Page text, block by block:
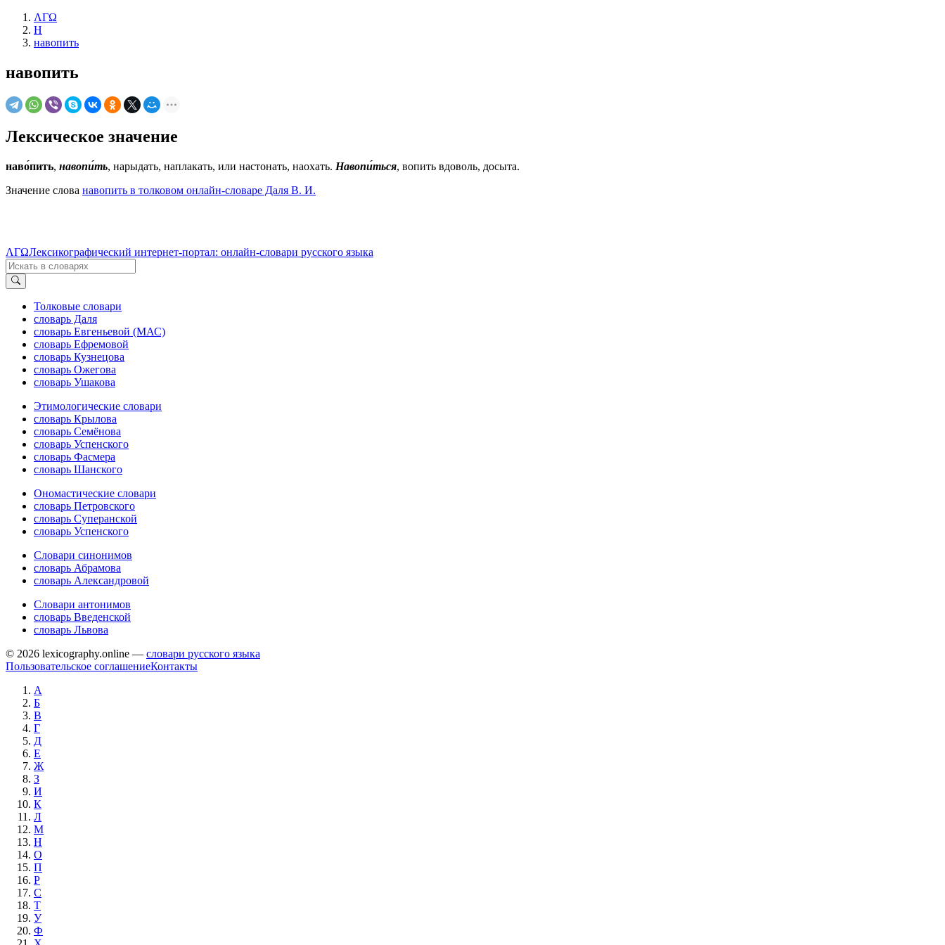
ΛΓΩ
Н
навопить
навопить
Лексическое значение
наво́пить, навопи́ть, нарыдать, наплакать, или настонать, наохать. Навопи́ться, вопить вдоволь, досыта.
Значение слова навопить в толковом онлайн-словаре Даля В. И.
ΛΓΩЛексикографический интернет-портал: онлайн-словари русского языка
Толковые словари
словарь Даля
словарь Евгеньевой (МАС)
словарь Ефремовой
словарь Кузнецова
словарь Ожегова
словарь Ушакова
Этимологические словари
словарь Крылова
словарь Семёнова
словарь Успенского
словарь Фасмера
словарь Шанского
Ономастические словари
словарь Петровского
словарь Суперанской
словарь Успенского
Словари синонимов
словарь Абрамова
словарь Александровой
Словари антонимов
словарь Введенской
словарь Львова
© 2026 lexicography.online — словари русского языка
Пользовательское соглашениеКонтакты
А
Б
В
Г
Д
Е
Ж
З
И
К
Л
М
Н
О
П
Р
С
Т
У
Ф